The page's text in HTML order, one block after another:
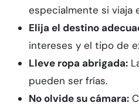
especialmente si viaja
Elija el destino
intereses y el tipo de
Lleve ropa abrigada:
pueden ser frías.
No olvide su cámara: